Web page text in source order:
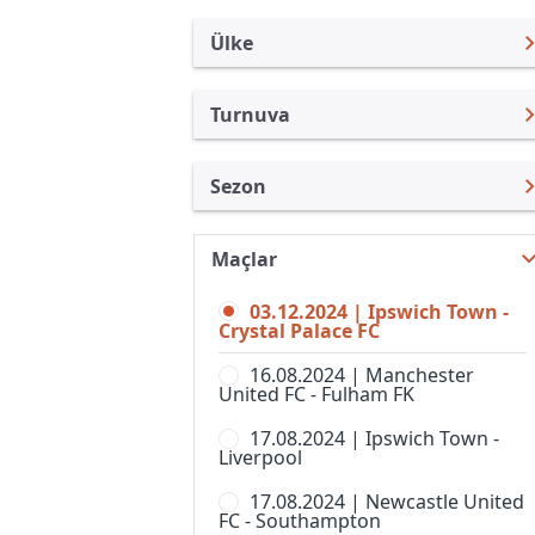
Ülke
İngiltere
Türkiye
Uluslararası
Uluslararası Kulüpler
Turkiye
İspanya
Fransa
İtalya
Turnuva
Federasyon Kupası
İngiltere Lig Kupası
FA Cup,Elemeler
Football League Trophy
Lig 2
National League Cup
Sezon
Premier Lig 26/27
Premier Lig 25/26
Premier Lig 23/24
Premier Lig 22/23
Premier Lig 21/22
Premier Lig 20/21
Maçlar
03.12.2024 | Ipswich Town -
Crystal Palace FC
16.08.2024 | Manchester
United FC - Fulham FK
17.08.2024 | Ipswich Town -
Liverpool
17.08.2024 | Newcastle United
FC - Southampton